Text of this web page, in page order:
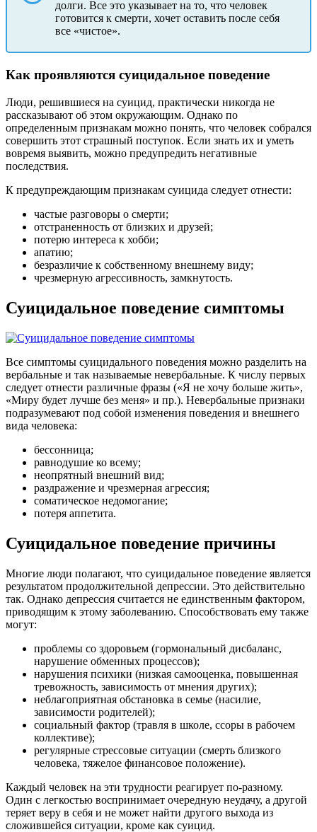
долги. Все это указывает на то, что человек
готовится к смерти, хочет оставить после себя
все «чистое».
Как проявляются суицидальное поведение
Люди, решившиеся на суицид, практически никогда не
рассказывают об этом окружающим. Однако по
определенным признакам можно понять, что человек собрался
совершить этот страшный поступок. Если знать их и уметь
вовремя выявить, можно предупредить негативные
последствия.
К предупреждающим признакам суицида следует отнести:
частые разговоры о смерти;
отстраненность от близких и друзей;
потерю интереса к хобби;
апатию;
безразличие к собственному внешнему виду;
чрезмерную агрессивность, замкнутость.
Суицидальное поведение симптомы
Все симптомы суицидального поведения можно разделить на
вербальные и так называемые невербальные. К числу первых
следует отнести различные фразы («Я не хочу больше жить»,
«Миру будет лучше без меня» и пр.). Невербальные признаки
подразумевают под собой изменения поведения и внешнего
вида человека:
бессонница;
равнодушие ко всему;
неопрятный внешний вид;
раздражение и чрезмерная агрессия;
соматическое недомогание;
потеря аппетита.
Суицидальное поведение причины
Многие люди полагают, что суицидальное поведение является
результатом продолжительной депрессии. Это действительно
так. Однако депрессия считается не единственным фактором,
приводящим к этому заболеванию. Способствовать ему также
могут:
проблемы со здоровьем (гормональный дисбаланс,
нарушение обменных процессов);
нарушения психики (низкая самооценка, повышенная
тревожность, зависимость от мнения других);
неблагоприятная обстановка в семье (насилие,
зависимости родителей);
социальный фактор (травля в школе, ссоры в рабочем
коллективе);
регулярные стрессовые ситуации (смерть близкого
человека, тяжелое финансовое положение).
Каждый человек на эти трудности реагирует по-разному.
Один с легкостью воспринимает очередную неудачу, а другой
теряет веру в себя и не может найти другого выхода из
сложившейся ситуации, кроме как суицид.